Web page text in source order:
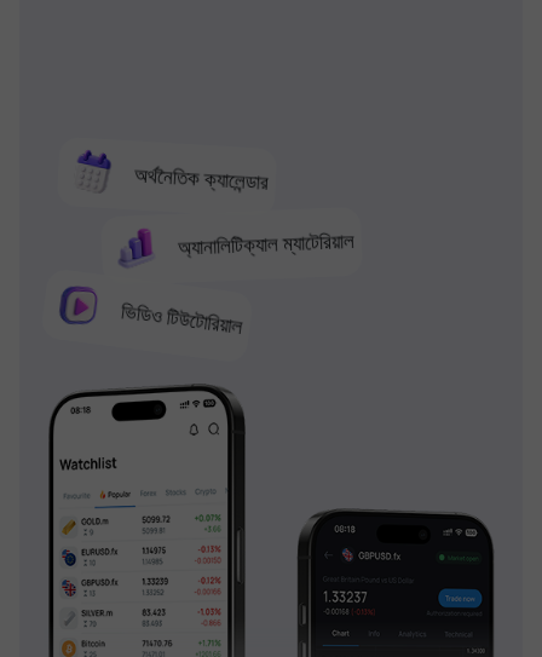
অর্থনৈতিক ক্যালেন্ডার
অ্যানালিটিক্যাল ম্যাটেরিয়াল
ভিডিও টিউটোরিয়াল